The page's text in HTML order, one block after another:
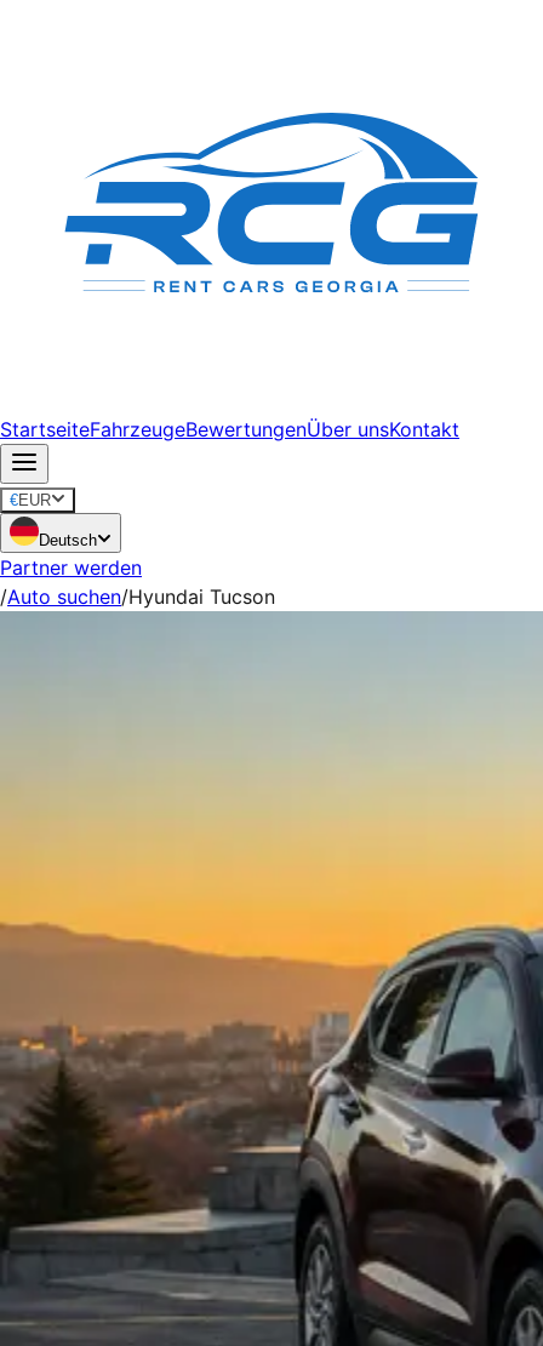
StartseiteFahrzeugeBewertungenÜber unsKontakt
€EUR
Deutsch
Partner werden
/Auto suchen/Hyundai Tucson